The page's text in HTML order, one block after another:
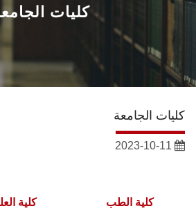
كليات
كليات الجامعة
كلية كلية الطب